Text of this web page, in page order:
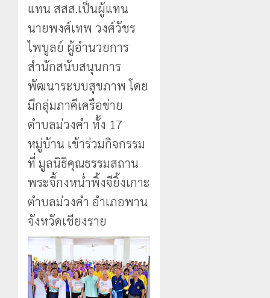
แทน สสส.เป็นผู้แทน
นายพงศ์เทพ วงศ์วัชร
ไพบูลย์ ผู้อำนวยการ
สำนักสนับสนุนการ
พัฒนาระบบสุขภาพ โดย
มีกลุ่มภาคีเครือข่าย
ตำบลม่วงคำ ทั้ง 17
หมู่บ้าน เข้าร่วมกิจกรรม
ที่ มูลนิธิคุณธรรมสถาน
พระจี้กงหน่ำพิ้งจียิ้งเกาะ
ตำบลม่วงคำ อำเภอพาน
จังหวัดเชียงราย